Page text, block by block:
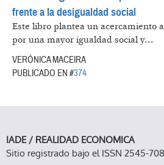
frente a la desigualdad social
Este libro plantea un acercamiento
por una mayor igualdad social y...
VERÓNICA MACEIRA
PUBLICADO EN #374
IADE / REALIDAD ECONOMICA
Sitio registrado bajo el ISSN 2545-